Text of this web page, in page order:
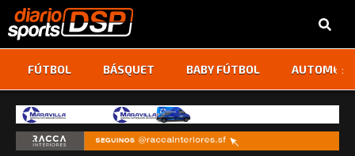
FÚTBOL BÁSQUET BABY FÚTBOL ‹ ›